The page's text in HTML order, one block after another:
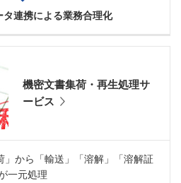
タ連携による業務合理化
機密文書集荷・再生処理サ
ービス
」から「輸送」「溶解」「溶解証
一元処理